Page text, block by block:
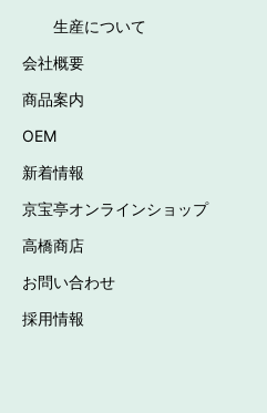
生産について
会社概要
商品案内
OEM
新着情報
京宝亭オンラインショップ
高橋商店
お問い合わせ
採用情報